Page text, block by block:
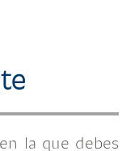
la que debes